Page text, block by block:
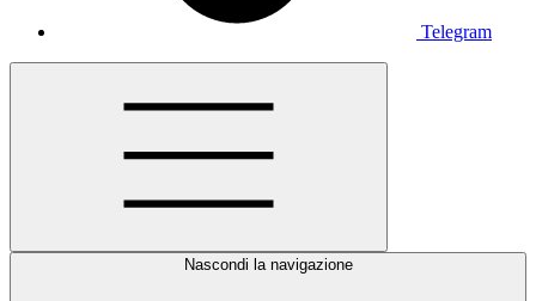
Telegram
Nascondi la navigazione